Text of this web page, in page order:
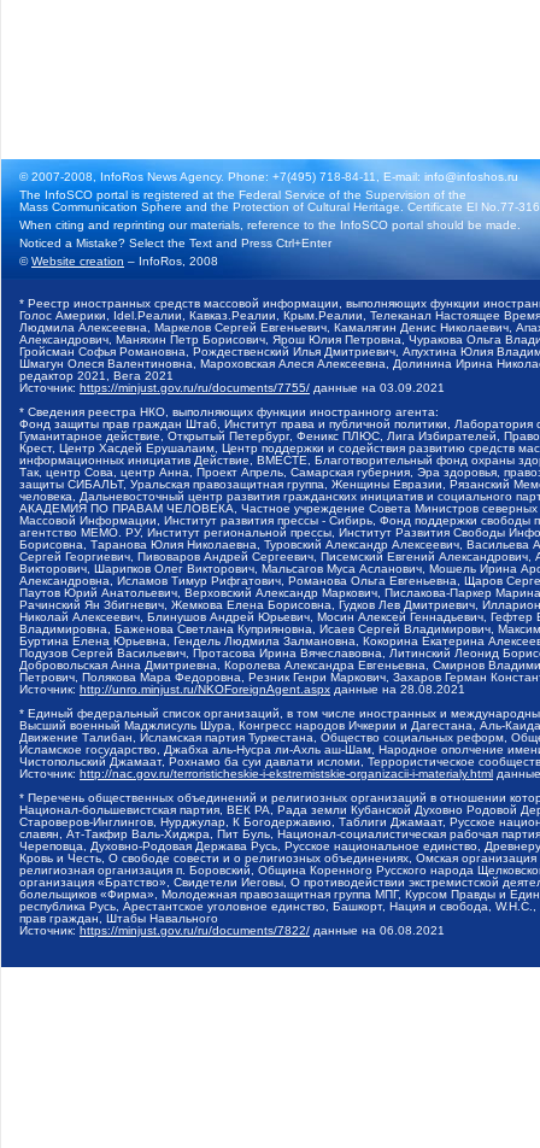
© 2007-2008, InfoRos News Agency. Phone: +7(495) 718-84-11, E-mail: info@infoshos.ru
The InfoSCO portal is registered at the Federal Service of the Supervision of the
Mass Communication Sphere and the Protection of Cultural Heritage. Certificate El No.77-
When citing and reprinting our materials, reference to the InfoSCO portal should be made.
Noticed a Mistake? Select the Text and Press Ctrl+Enter
©Website creation – InfoRos, 2008
* Реестр иностранных средств массовой информации, выполняющих функции
Голос Америки, Idel.Реалии, Кавказ.Реалии, Крым.Реалии, Телеканал Настоящее
Людмила Алексеевна, Маркелов Сергей Евгеньевич, Камалягин Денис Николаевич,
Александрович, Маняхин Петр Борисович, Ярош Юлия Петровна, Чуракова Ольга
Гройсман Софья Романовна, Рождественский Илья Дмитриевич, Апухтина Юлия
Шмагун Олеся Валентиновна, Мароховская Алеся Алексеевна, Долинина Ирина
редактор 2021, Вега 2021
Источник: https://minjust.gov.ru/ru/documents/7755/ данные на 03.09.2021
* Сведения реестра НКО, выполняющих функции иностранного агента:
Фонд защиты прав граждан Штаб, Институт права и публичной политики,
Гуманитарное действие, Открытый Петербург, Феникс ПЛЮС, Лига Избирателей,
Крест, Центр Хасдей Ерушалаим, Центр поддержки и содействия развитию средств
информационных инициатив Действие, ВМЕСТЕ, Благотворительный фонд охраны
Так, центр Сова, центр Анна, Проект Апрель, Самарская губерния, Эра здоровья,
защиты СИБАЛЬТ, Уральская правозащитная группа, Женщины Евразии, Рязанский
человека, Дальневосточный центр развития гражданских инициатив и социального
АКАДЕМИЯ ПО ПРАВАМ ЧЕЛОВЕКА, Частное учреждение Совета Министров северных
Массовой Информации, Институт развития прессы - Сибирь, Фонд поддержки
агентство МЕМО. РУ, Институт региональной прессы, Институт Развития Свободы
Борисовна, Таранова Юлия Николаевна, Туровский Александр Алексеевич,
Сергей Георгиевич, Пивоваров Андрей Сергеевич, Писемский Евгений
Викторович, Шарипков Олег Викторович, Мальсагов Муса Асланович, Мошель Ирина
Александровна, Исламов Тимур Рифгатович, Романова Ольга Евгеньевна, Щаров
Паутов Юрий Анатольевич, Верховский Александр Маркович, Пислакова-Паркер
Рачинский Ян Збигневич, Жемкова Елена Борисовна, Гудков Лев Дмитриевич,
Николай Алексеевич, Блинушов Андрей Юрьевич, Мосин Алексей Геннадьевич,
Владимировна, Баженова Светлана Куприяновна, Исаев Сергей Владимирович,
Буртина Елена Юрьевна, Гендель Людмила Залмановна, Кокорина Екатерина
Подузов Сергей Васильевич, Протасова Ирина Вячеславовна, Литинский Леонид
Добровольская Анна Дмитриевна, Королева Александра Евгеньевна, Смирнов
Петрович, Полякова Мара Федоровна, Резник Генри Маркович, Захаров Герман
Источник: http://unro.minjust.ru/NKOForeignAgent.aspx данные на 28.08.2021
* Единый федеральный список организаций, в том числе иностранных и
Высший военный Маджлисуль Шура, Конгресс народов Ичкерии и Дагестана, Аль-
Движение Талибан, Исламская партия Туркестана, Общество социальных реформ,
Исламское государство, Джабха аль-Нусра ли-Ахль аш-Шам, Народное ополчение
Чистопольский Джамаат, Рохнамо ба суи давлати исломи, Террористическое
Источник: http://nac.gov.ru/terroristicheskie-i-ekstremistskie-organizacii-i-materialy.html
* Перечень общественных объединений и религиозных организаций в отношении
Национал-большевистская партия, ВЕК РА, Рада земли Кубанской Духовно Родовой
Староверов-Инглингов, Нурджулар, К Богодержавию, Таблиги Джамаат, Русское
славян, Ат-Такфир Валь-Хиджра, Пит Буль, Национал-социалистическая рабочая
Череповца, Духовно-Родовая Держава Русь, Русское национальное единство,
Кровь и Честь, О свободе совести и о религиозных объединениях, Омская
религиозная организация п. Боровский, Община Коренного Русского народа
организация «Братство», Свидетели Иеговы, О противодействии экстремистской
болельщиков «Фирма», Молодежная правозащитная группа МПГ, Курсом Правды и
республика Русь, Арестантское уголовное единство, Башкорт, Нация и свобода,
прав граждан, Штабы Навального
Источник: https://minjust.gov.ru/ru/documents/7822/ данные на 06.08.2021